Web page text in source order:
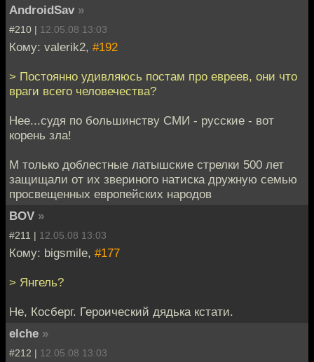
AndroidSav »
#210 | 12.05.08 13:03
Кому: valerik2, #192
> Постоянно удивляюсь постам про евреев, они что
враги всего человечества?
Нее...судя по большинству СМИ - русские - вот
корень зла!
М только доблестные латышские стрелки 500 лет
защищали от их звериного натиска дружную семью
просвещенных европейских народов
BOV »
#211 | 12.05.08 13:03
Кому: bigsmile, #177
> Янгель?
Не, Косберг. Героический дядька кстати.
elche »
#212 | 12.05.08 13:03